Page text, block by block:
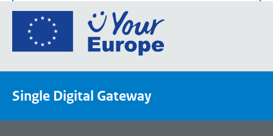
Ga
de
een
Single Digital Gateway